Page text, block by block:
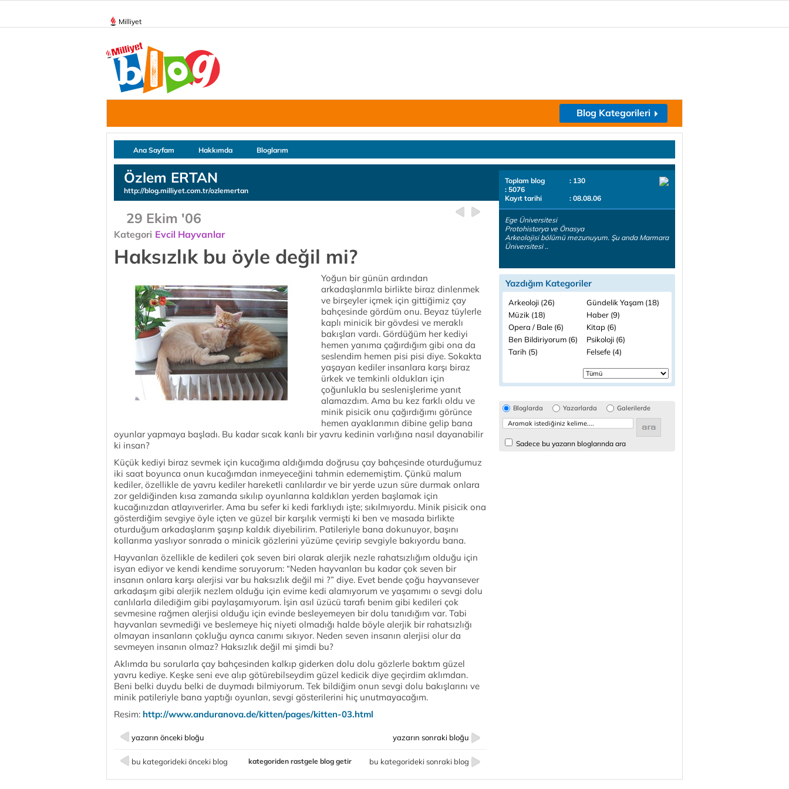
Milliyet
Blog Kategorileri
Ana Sayfam Hakkımda Bloglarım
Özlem ERTAN
http://blog.milliyet.com.tr/ozlemertan
29 Ekim '06
Kategori Evcil Hayvanlar
Haksızlık bu öyle değil mi?
Yoğun bir günün ardından
arkadaşlarımla birlikte biraz dinlenmek
ve birşeyler içmek için gittiğimiz çay
bahçesinde gördüm onu. Beyaz tüylerle
kaplı minicik bir gövdesi ve meraklı
bakışları vardı. Gördüğüm her kediyi
hemen yanıma çağırdığım gibi ona da
seslendim hemen pisi pisi diye. Sokakta
yaşayan kediler insanlara karşı biraz
ürkek ve temkinli oldukları için
çoğunlukla bu seslenişlerime yanıt
alamazdım. Ama bu kez farklı oldu ve
minik pisicik onu çağırdığımı görünce
hemen ayaklarımın dibine gelip bana
oyunlar yapmaya başladı. Bu kadar sıcak kanlı bir yavru kedinin varlığına nasıl dayanabilir
ki insan?
Küçük kediyi biraz sevmek için kucağıma aldığımda doğrusu çay bahçesinde oturduğumuz
iki saat boyunca onun kucağımdan inmeyeceğini tahmin edememiştim. Çünkü malum
kediler, özellikle de yavru kediler hareketli canlılardır ve bir yerde uzun süre durmak onlara
zor geldiğinden kısa zamanda sıkılıp oyunlarına kaldıkları yerden başlamak için
kucağınızdan atlayıverirler. Ama bu sefer ki kedi farklıydı işte; sıkılmıyordu. Minik pisicik ona
gösterdiğim sevgiye öyle içten ve güzel bir karşılık vermişti ki ben ve masada birlikte
oturduğum arkadaşlarım şaşırıp kaldık diyebilirim. Patileriyle bana dokunuyor, başını
kollarıma yaslıyor sonrada o minicik gözlerini yüzüme çevirip sevgiyle bakıyordu bana.
Hayvanları özellikle de kedileri çok seven biri olarak alerjik nezle rahatsızlığım olduğu için
isyan ediyor ve kendi kendime soruyorum: “Neden hayvanları bu kadar çok seven bir
insanın onlara karşı alerjisi var bu haksızlık değil mi ?” diye. Evet bende çoğu hayvansever
arkadaşım gibi alerjik nezlem olduğu için evime kedi alamıyorum ve yaşamımı o sevgi dolu
canlılarla dilediğim gibi paylaşamıyorum. İşin asıl üzücü tarafı benim gibi kedileri çok
sevmesine rağmen alerjisi olduğu için evinde besleyemeyen bir dolu tanıdığım var. Tabi
hayvanları sevmediği ve beslemeye hiç niyeti olmadığı halde böyle alerjik bir rahatsızlığı
olmayan insanların çokluğu ayrıca canımı sıkıyor. Neden seven insanın alerjisi olur da
sevmeyen insanın olmaz? Haksızlık değil mi şimdi bu?
Aklımda bu sorularla çay bahçesinden kalkıp giderken dolu dolu gözlerle baktım güzel
yavru kediye. Keşke seni eve alıp götürebilseydim güzel kedicik diye geçirdim aklımdan.
Beni belki duydu belki de duymadı bilmiyorum. Tek bildiğim onun sevgi dolu bakışlarını ve
minik patileriyle bana yaptığı oyunları, sevgi gösterilerini hiç unutmayacağım.
Resim: http://www.anduranova.de/kitten/pages/kitten-03.html
yazarın önceki bloğu yazarın sonraki bloğu
bu kategorideki önceki blog bu kategorideki sonraki blog
kategoriden rastgele blog getir
Toplam blog
: 130
: 5076
Kayıt tarihi
: 08.08.06
Ege Üniversitesi
Protohistorya ve Önasya
Arkeolojisi bölümü mezunuyum. Şu anda Marmara
Üniversitesi ..
Yazdığım Kategoriler
Arkeoloji (26)
Gündelik Yaşam (18)
Müzik (18)
Haber (9)
Opera / Bale (6)
Kitap (6)
Ben Bildiriyorum (6)
Psikoloji (6)
Tarih (5)
Felsefe (4)
Bloglarda Yazarlarda Galerilerde
Sadece bu yazarın bloglarında ara